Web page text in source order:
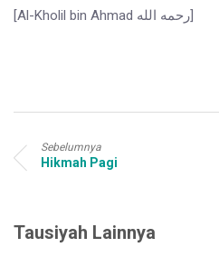
Sebelumnya
Hikmah Pagi
Tausiyah Lainnya